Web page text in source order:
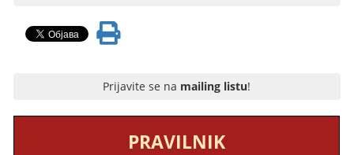
Prijavite se na mailing listu!
PRAVILNIK